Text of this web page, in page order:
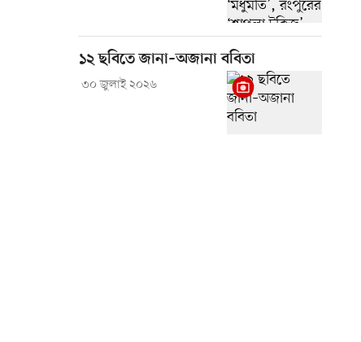
১২ ছবিতে জানা–অজানা ববিতা
৩০ জুলাই ২০২৬